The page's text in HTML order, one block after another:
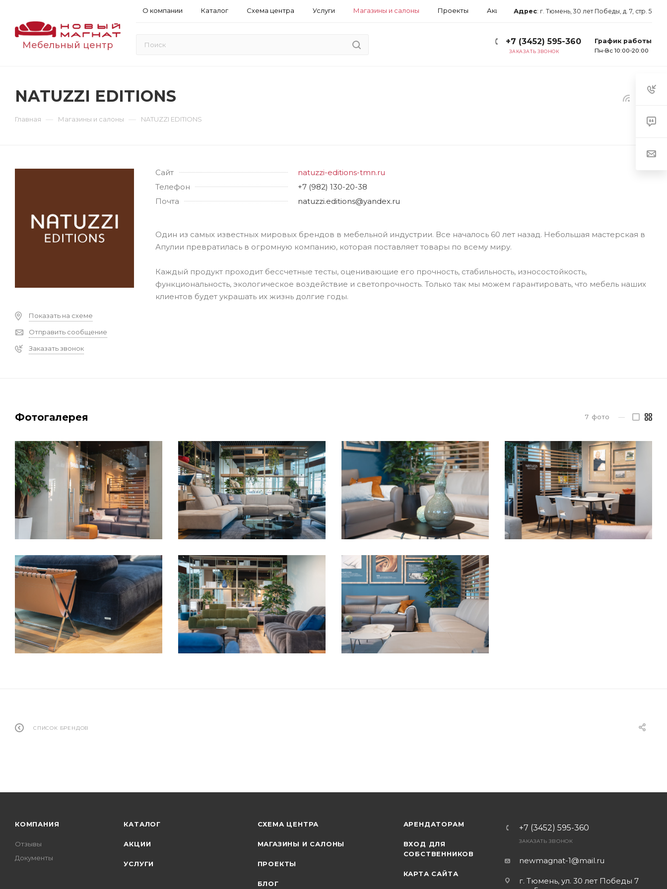
Мебельный центр
О компании Каталог Схема центра Услуги Магазины и салоны Проекты Акции Блог Арендаторам Контакты
Адрес: г. Тюмень, 30 лет Победы, д. 7, стр. 5
График работы
Пн-Вс 10:00-20:00
+7 (3452) 595-360
ЗАКАЗАТЬ ЗВОНОК
NATUZZI EDITIONS
Главная — Магазины и салоны — NATUZZI EDITIONS
Показать на схеме
Отправить сообщение
Заказать звонок
Сайт
natuzzi-editions-tmn.ru
Телефон
+7 (982) 130-20-38
Почта
natuzzi.editions@yandex.ru
Один из самых известных мировых брендов в мебельной индустрии. Все началось 60 лет назад. Небольшая мастерская в
Апулии превратилась в огромную компанию, которая поставляет товары по всему миру.
Каждый продукт проходит бессчетные тесты, оценивающие его прочность, стабильность, износостойкость,
функциональность, экологическое воздействие и светопрочность. Только так мы можем гарантировать, что мебель наших
клиентов будет украшать их жизнь долгие годы.
Фотогалерея 7 фото —
СПИСОК БРЕНДОВ
КОМПАНИЯ
Отзывы
Документы
КАТАЛОГ
АКЦИИ
УСЛУГИ
СХЕМА ЦЕНТРА
МАГАЗИНЫ И САЛОНЫ
ПРОЕКТЫ
БЛОГ
АРЕНДАТОРАМ
ВХОД ДЛЯ
СОБСТВЕННИКОВ
КАРТА САЙТА
+7 (3452) 595-360
ЗАКАЗАТЬ ЗВОНОК
newmagnat-1@mail.ru
г. Тюмень, ул. 30 лет Победы 7